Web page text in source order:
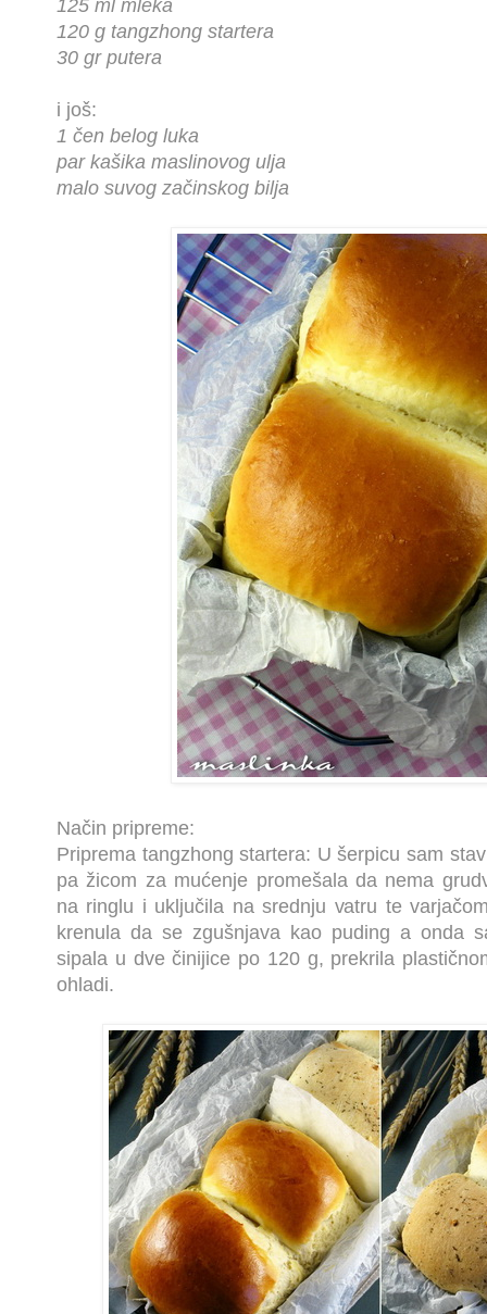
125 ml mleka
120 g tangzhong startera
30 gr putera
i još:
1 čen belog luka
par kašika maslinovog ulja
malo suvog začinskog bilja
Način pripreme:
Priprema tangzhong startera: U šerpicu sam
pa žicom za mućenje promešala da nema
na ringlu i uključila na srednju vatru te
krenula da se zgušnjava kao puding a onda
sipala u dve činijice po 120 g, prekrila
ohladi.